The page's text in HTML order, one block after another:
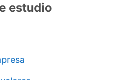
estudio